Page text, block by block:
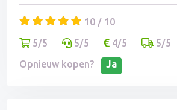
10 / 10
5/5
5/5 4/5
5/5
Opnieuw kopen?
Ja